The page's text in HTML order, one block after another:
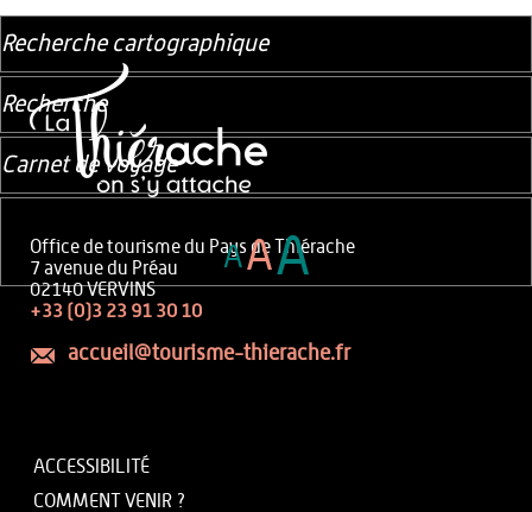
Office de tourisme du Pays de Thiérache
7 avenue du Préau
02140 VERVINS
+33 (0)3 23 91 30 10
accueil@tourisme-thierache.fr
ACCESSIBILITÉ
COMMENT VENIR ?
Recherche cartographique
Recherche
Carnet de voyage
AAA